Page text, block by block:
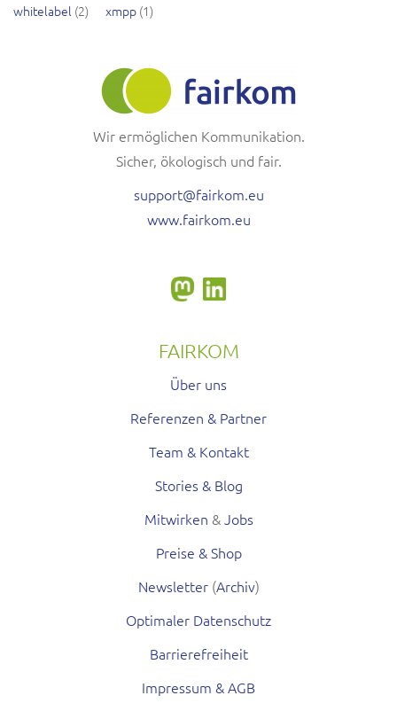
whitelabel (2) xmpp (1)
Wir ermöglichen Kommunikation.
Sicher, ökologisch und fair.
support@fairkom.eu
www.fairkom.eu
FAIRKOM
Über uns
Referenzen & Partner
Team & Kontakt
Stories & Blog
Mitwirken &Jobs
Preise & Shop
Newsletter(Archiv)
Optimaler Datenschutz
Barrierefreiheit
Impressum & AGB